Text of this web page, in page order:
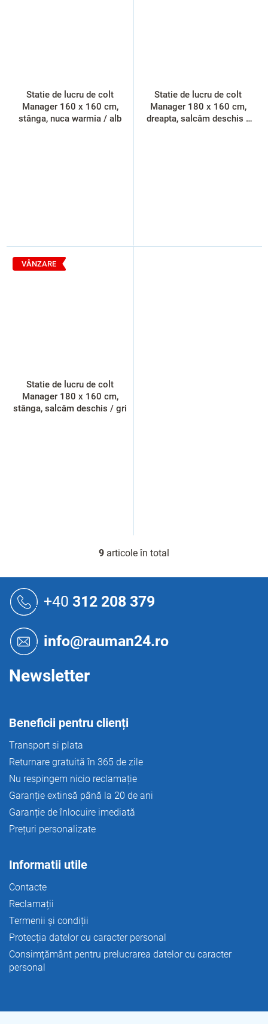
Statie de lucru de colt
Manager 160 x 160 cm,
stânga, nuca warmia / alb
Statie de lucru de colt
Manager 180 x 160 cm,
dreapta, salcâm deschis /
VÂNZARE
Statie de lucru de colt
Manager 180 x 160 cm,
stânga, salcâm deschis / gri
C
n
r
u
l
r
9 articole în total
+40 312 208 379
info@rauman24.ro
Newsletter
Beneficii pentru clienți
Transport si plata
Returnare gratuită în 365 de zile
Nu respingem nicio reclamație
Garanție extinsă până la 20 de ani
Garanție de înlocuire imediată
Prețuri personalizate
Informatii utile
Contacte
Reclamații
Termenii și condiții
Protecția datelor cu caracter personal
Consimțământ pentru prelucrarea datelor cu caracter
personal